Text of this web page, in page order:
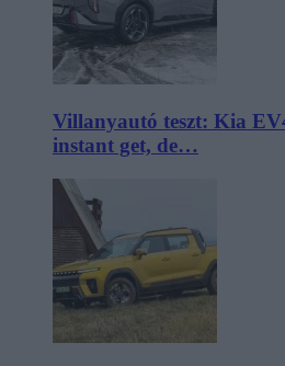
Villanyautó teszt: Kia
instant get, de…